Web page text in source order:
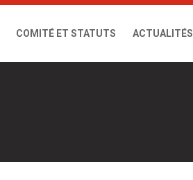
COMITÉ ET STATUTS ACTUALITÉS